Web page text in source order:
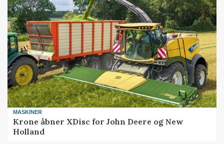
MASKINER
Krone åbner XDisc for John Deere og New
Holland